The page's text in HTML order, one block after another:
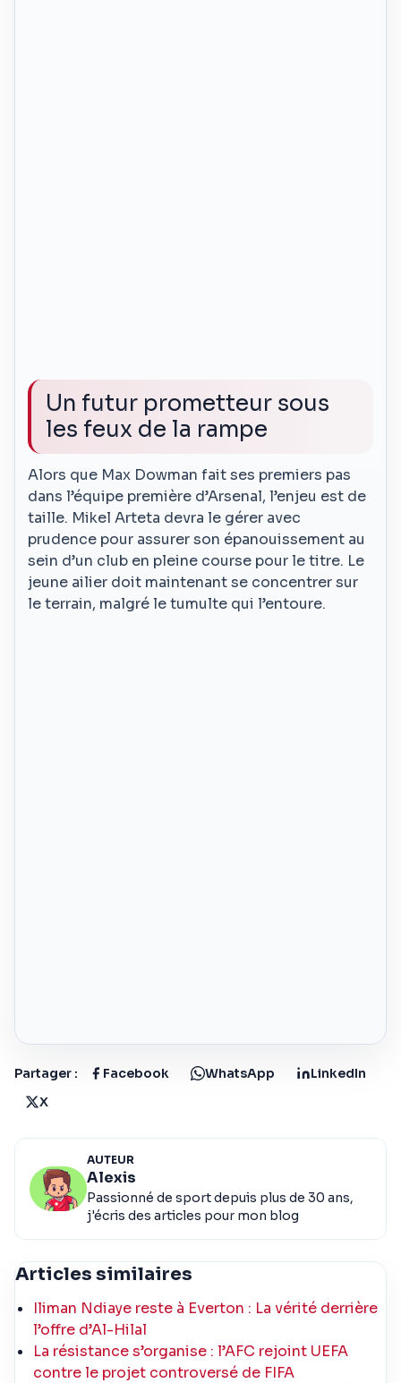
Un futur prometteur sous
les feux de la rampe
Alors que Max Dowman fait ses premiers pas
dans l’équipe première d’Arsenal, l’enjeu est de
taille. Mikel Arteta devra le gérer avec
prudence pour assurer son épanouissement au
sein d’un club en pleine course pour le titre. Le
jeune ailier doit maintenant se concentrer sur
le terrain, malgré le tumulte qui l’entoure.
Partager : Facebook WhatsApp
LinkedIn
X
AUTEUR
Alexis
Passionné de sport depuis plus de 30 ans,
j'écris des articles pour mon blog
Articles similaires
Iliman Ndiaye reste à Everton : La vérité derrière
l’offre d’Al-Hilal
La résistance s’organise : l’AFC rejoint UEFA
contre le projet controversé de FIFA